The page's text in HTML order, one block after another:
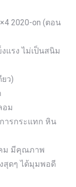
2020-on (ตอน
แรง ไม่เป็นสนิม
ว)
อม
ารกระแทก หิน
คม มีคุณภาพ
สุดๆ ได้มุมพอดี